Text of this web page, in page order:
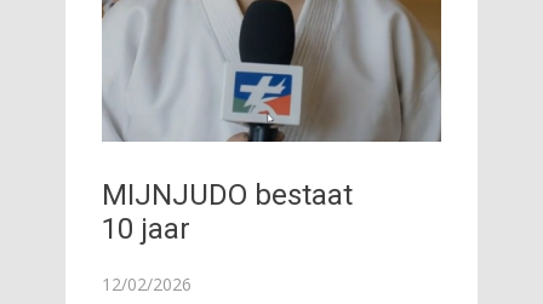
MIJNJUDO bestaat
10 jaar
12/02/2026